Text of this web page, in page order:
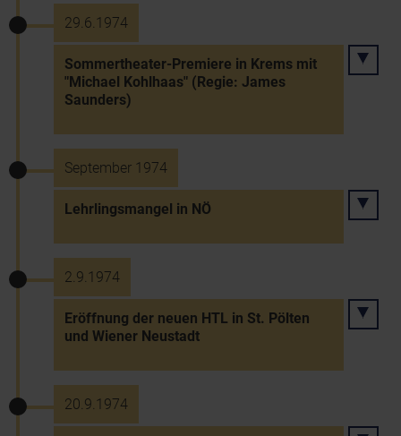
29.6.1974
Sommertheater-Premiere in Krems mit
"Michael Kohlhaas" (Regie: James
Saunders)
September 1974
Lehrlingsmangel in NÖ
2.9.1974
Eröffnung der neuen HTL in St. Pölten
und Wiener Neustadt
20.9.1974